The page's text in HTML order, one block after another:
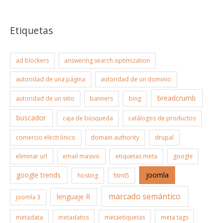
Etiquetas
ad blockers answering search optimization
autoridad de una página autoridad de un dominio
autoridad de un sitio banners bing breadcrumb
buscador caja de búsqueda catálogos de productos
comercio electrónico domain authority drupal
eliminar url email masivo etiquetas meta google
google trends hosting html5 joomla
joomla 3 lenguaje R marcado semántico
metadata metadatos metaetiquetas meta tags